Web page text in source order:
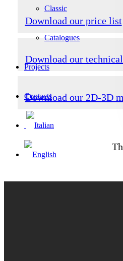
Classic
Catalogues
Projects
Contacts
Download our price list
Download our
Download our 2D-3D